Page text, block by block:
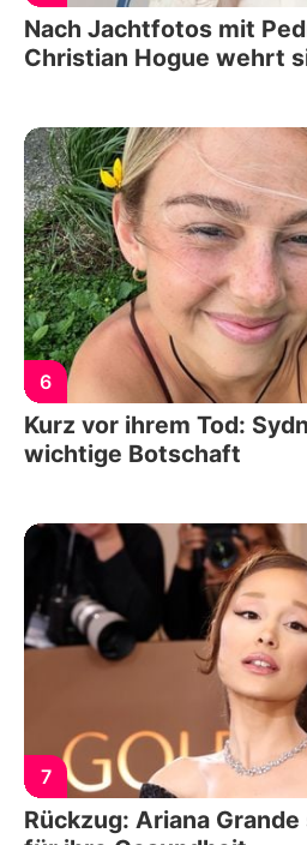
Nach Jachtfotos mit
Christian Hogue wehrt
6
Kurz vor ihrem Tod:
wichtige Botschaft
7
Rückzug: Ariana